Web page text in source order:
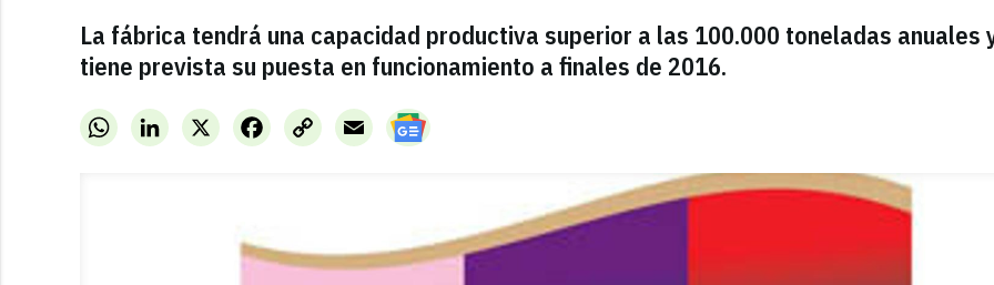
La fábrica tendrá una capacidad productiva superior a las 100.000 toneladas anuales
tiene prevista su puesta en funcionamiento a finales de 2016.
WhatsAppLinkedInX FacebookCopy
Link
Email